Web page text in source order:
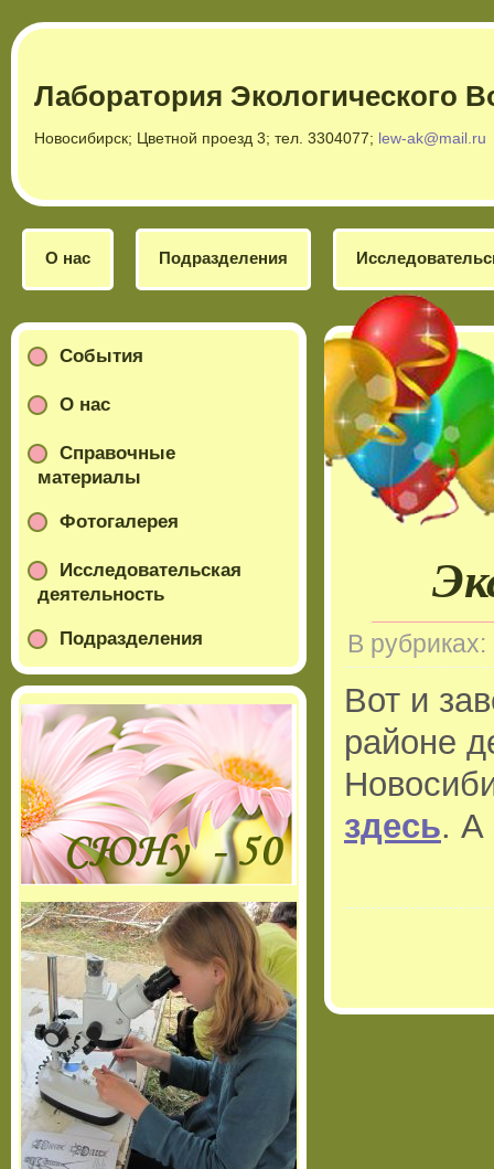
Лаборатория Экологического
Новосибирск; Цветной проезд 3; тел. 3304077; lew-ak@mail.ru
О нас Подразделения
В рубриках:
Вот и
районе
здесь. А
События
О нас
Справочные
материалы
Фотогалерея
Исследовательская
деятельность
Подразделения